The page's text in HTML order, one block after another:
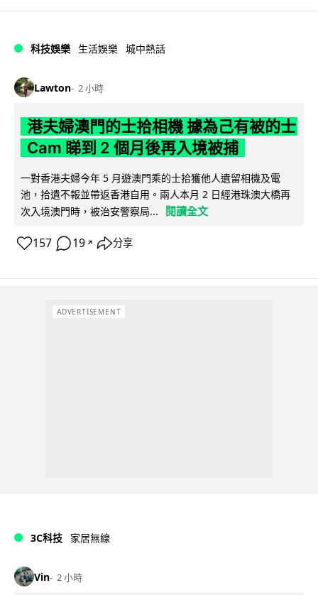
科技娛樂 生活娛樂 城中熱話
Lawton 2 小時
港夫婦澳門的士拾相機 據為己有被的士
Cam 睇到 2 個月後再入境被捕
一對香港夫婦今年 5 月遊澳門乘的士拾獲他人遺留相機及電
池，拾遺不報並帶返香港自用。兩人本月 2 日經港珠澳大橋再
次入境澳門時，被治安警察局...
閱讀全文
157 19 ↗ 分享
ADVERTISEMENT
3C科技 家居無線
Vin 2 小時